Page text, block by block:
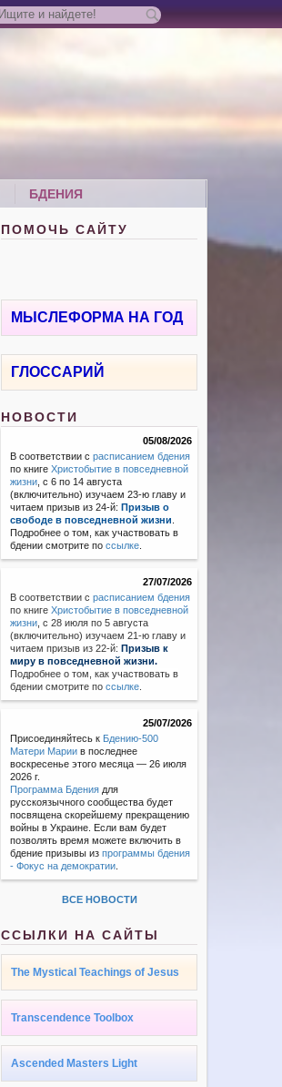
БДЕНИЯ
ПОМОЧЬ САЙТУ
МЫСЛЕФОРМА НА ГОД
ГЛОССАРИЙ
НОВОСТИ
05/08/2026
В соответствии срасписанием бдения
по книгеХристобытие в повседневной
жизни , с 6 по 14 августа
(включительно) изучаем 23-ю главу и
читаем призыв из 24-й: Призыв о
свободе в повседневной жизни
Подробнее о том, как участвовать в
бдении смотрите поссылке
27/07/2026
В соответствии с расписанием бдения
по книгеХристобытие в повседневной
жизни с 28 июля по 5 августа
(включительно) изучаем 21-ю главу и
читаем призыв из 22-й: Призыв к
миру в повседневной жизни.
Подробнее о том, как участвовать в
бдении смотрите поссылке
25/07/2026
Присоединяйтесь к Бдению-500
Матери Марии в последнее
воскресенье этого месяца — 26 июля
2026 г.
Программа Бдения для
русскоязычного сообщества будет
посвящена скорейшему прекращению
войны в Украине. Если вам будет
позволять время можете включить в
бдение призывы изпрограммы бдения
- Фокус на демократии
ВСЕ НОВОСТИ
ССЫЛКИ НА САЙТЫ
The Mystical Teachings of Jesus
Transcendence Toolbox
Ascended Masters Light